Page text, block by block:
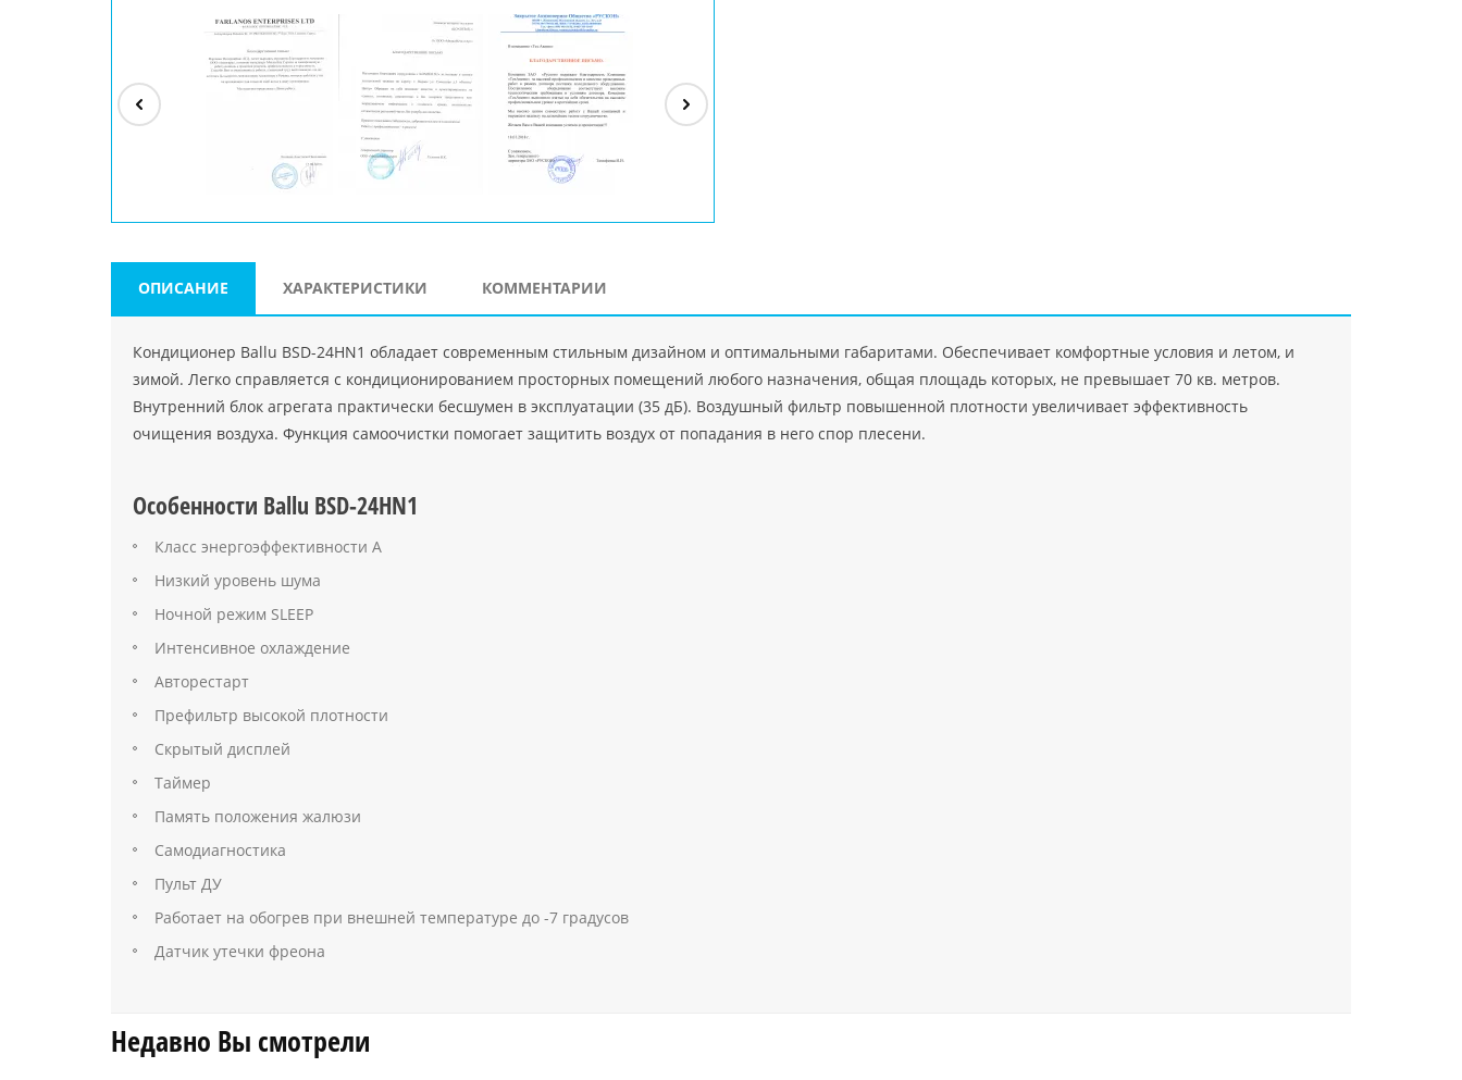
">
Код PHP ">
"МидасМеталлАрт" PHP ">
Код PHP ">
ОПИСАНИЕ ХАРАКТЕРИСТИКИ КОММЕНТАРИИ
Кондиционер Ballu BSD-24HN1 обладает современным стильным дизайном и оптимальными габаритами. Обеспечивает комфортные условия и летом, и
зимой. Легко справляется с кондиционированием просторных помещений любого назначения, общая площадь которых, не превышает 70 кв. метров.
Внутренний блок агрегата практически бесшумен в эксплуатации (35 дБ). Воздушный фильтр повышенной плотности увеличивает эффективность
очищения воздуха. Функция самоочистки помогает защитить воздух от попадания в него спор плесени.
Особенности Ballu BSD-24HN1
Класс энергоэффективности А
Низкий уровень шума
Ночной режим SLEEP
Интенсивное охлаждение
Авторестарт
Префильтр высокой плотности
Скрытый дисплей
Таймер
Память положения жалюзи
Самодиагностика
Пульт ДУ
Работает на обогрев при внешней температуре до -7 градусов
Датчик утечки фреона
Недавно Вы смотрели